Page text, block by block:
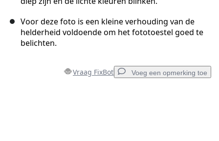
Voor deze foto is een kleine verhouding van de
helderheid voldoende om het fototoestel goed te
belichten.
Vraag FixBot Voeg een opmerking toe